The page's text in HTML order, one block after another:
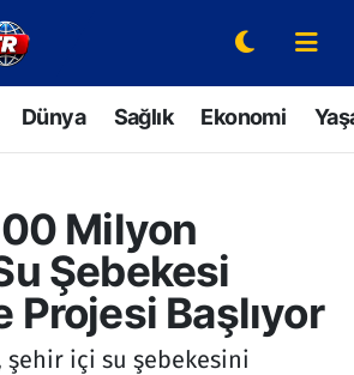
Dünya Sağlık Ekonomi
Milyon
Şebekesi
Projesi Başlıyor
şehir içi su şebekesini
Durumu ve Fikstür